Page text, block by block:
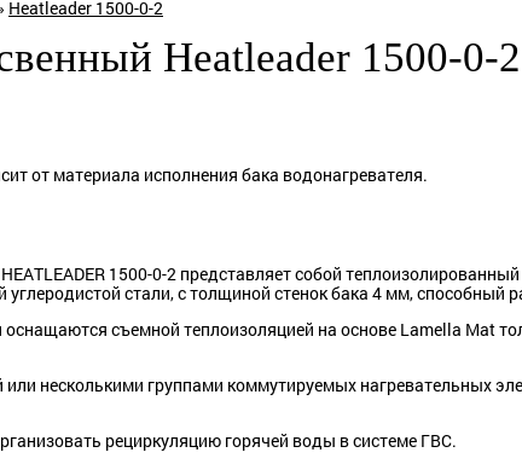
Heatleader 1500-0-2
Heatleader 1500-0-2
от материала исполнения бака водонагревателя.
1500-0-2 представляет собой
стали, с толщиной стенок бака 4 мм,
съемной теплоизоляцией на основе Lamella Mat
несколькими группами коммутируемых нагревательных
рециркуляцию горячей воды в системе ГВС.